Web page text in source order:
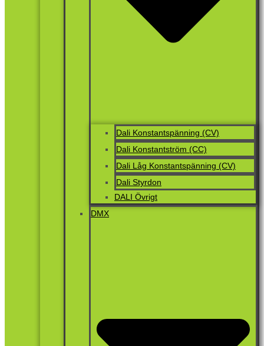
Dali Konstantspänning (CV)
Dali Konstantström (CC)
Dali Låg Konstantspänning (CV)
Dali Styrdon
DALI Övrigt
DMX